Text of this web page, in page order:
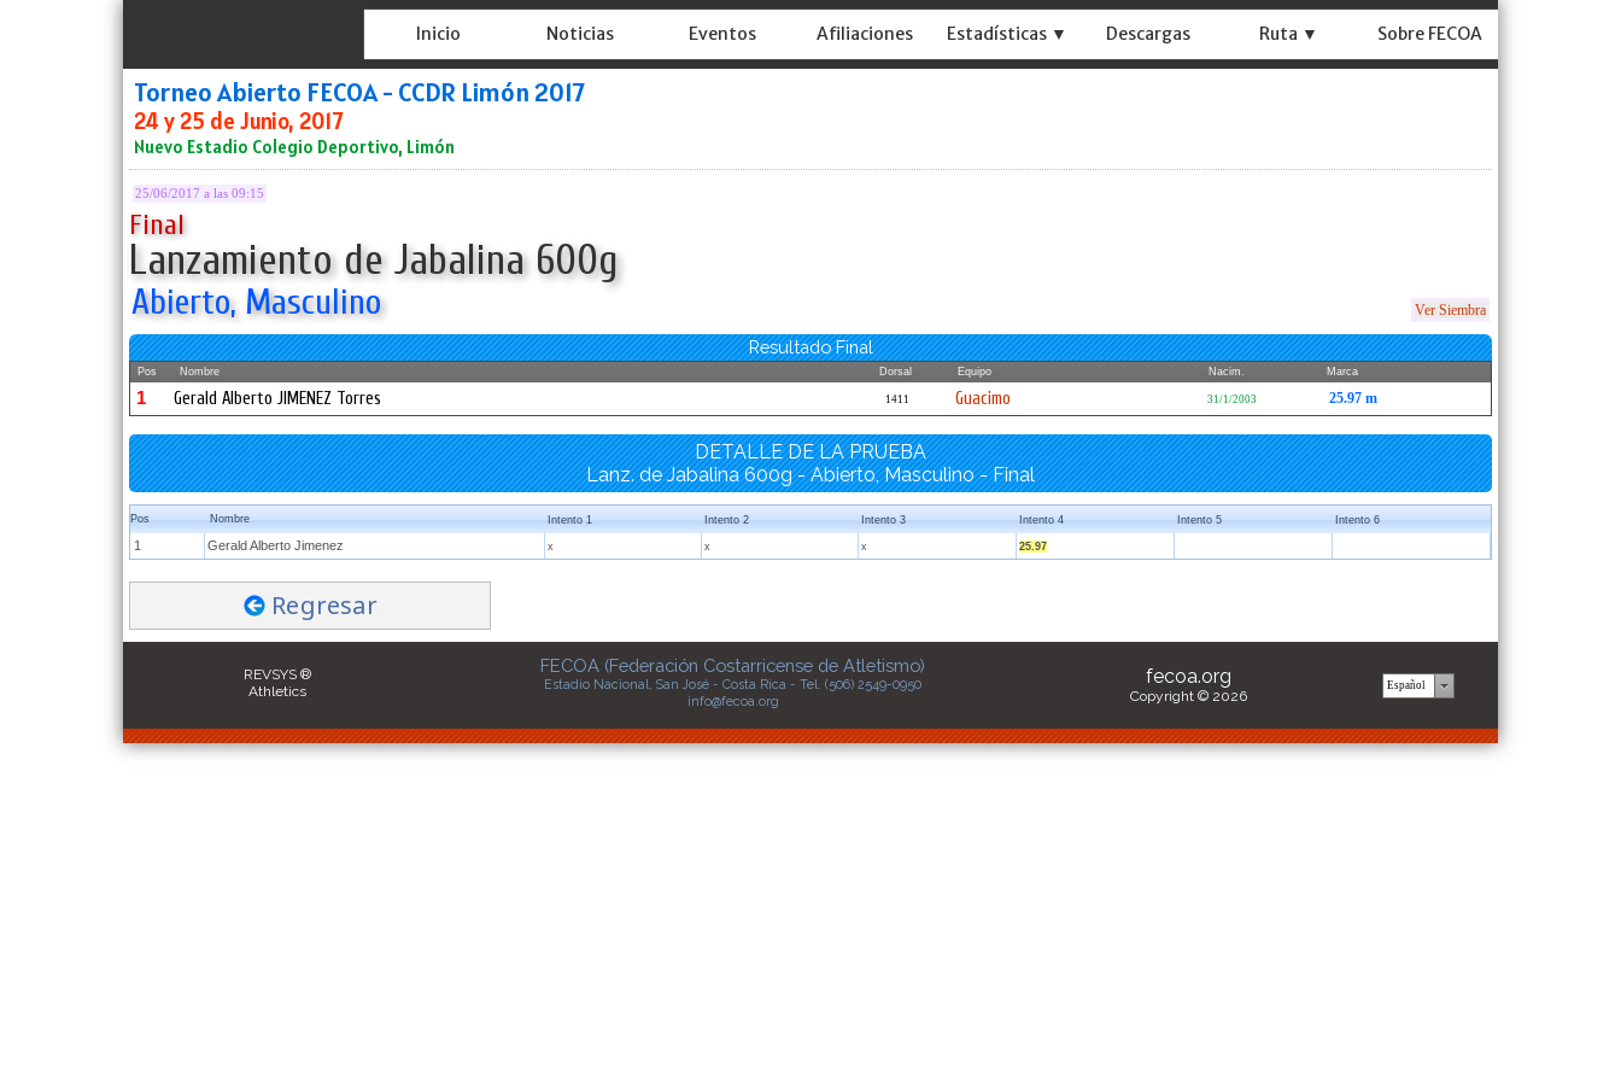
Inicio Noticias Eventos Afiliaciones Estadísticas ▼ Descargas Ruta ▼ Sobre FECOA
Torneo Abierto FECOA - CCDR Limón 2017
24 y 25 de Junio, 2017
Nuevo Estadio Colegio Deportivo, Limón
25/06/2017 a las 09:15
Final
Lanzamiento de Jabalina 600g
Abierto, Masculino Ver Siembra
Resultado Final
Pos Nombre Dorsal Equipo Nacim. Marca
1 Gerald Alberto JIMENEZ Torres 1411 Guacimo 31/1/2003 25.97 m
DETALLE DE LA PRUEBA
Lanz. de Jabalina 600g - Abierto, Masculino - Final
Pos Nombre Intento 1 Intento 2 Intento 3 Intento 4 Intento 5 Intento 6
1 Gerald Alberto Jimenez x x x 25.97
Regresar
REVSYS ®
Athletics
FECOA (Federación Costarricense de Atletismo)
Estadio Nacional, San José - Costa Rica - Tel. (506) 2549-0950
info@fecoa.org
fecoa.org
Copyright © 2026